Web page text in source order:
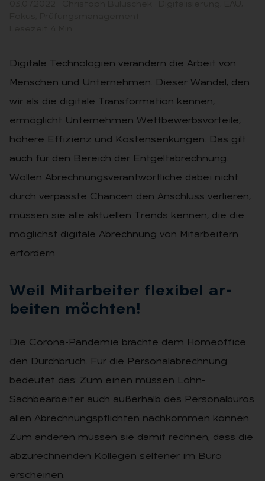
Digitale Technologien verändern die Arbeit von
Menschen und Unter­nehmen. Dieser Wandel, den
wir als die digitale Transformation kennen,
ermöglicht Unternehmen Wettbe­werbsvorteile,
höhere Effizienz und Kostensenkungen. Das gilt
auch für den Bereich der Entgeltabrechnung.
Wollen Abrechnungsverantwortli­che dabei nicht
durch verpasste Chan­cen den Anschluss verlieren,
müssen sie alle aktuellen Trends kennen, die die
möglichst digitale Abrechnung von Mitarbeitern
erfordern.
Weil Mit­ar­bei­ter fle­xi­bel ar­
bei­ten möch­ten!
Die Corona-Pandemie brachte dem Homeoffice
den Durchbruch. Für die Personalabrechnung
bedeutet das: Zum einen müssen Lohn-
Sachbearbei­ter auch außerhalb des Personalbüros
allen Abrechnungspflichten nachkom­men können.
Zum anderen müssen sie damit rechnen, dass die
abzurech­nenden Kollegen seltener im Büro
erscheinen.